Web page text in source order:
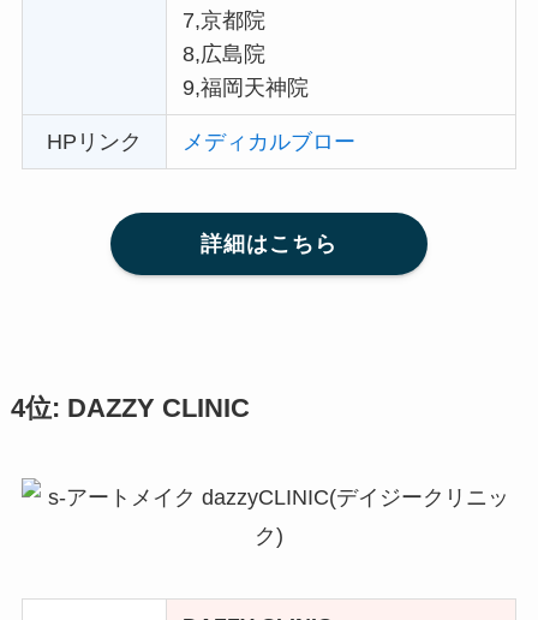
7,京都院
8,広島院
9,福岡天神院
HPリンク メディカルブロー
詳細はこちら
4位: DAZZY CLINIC